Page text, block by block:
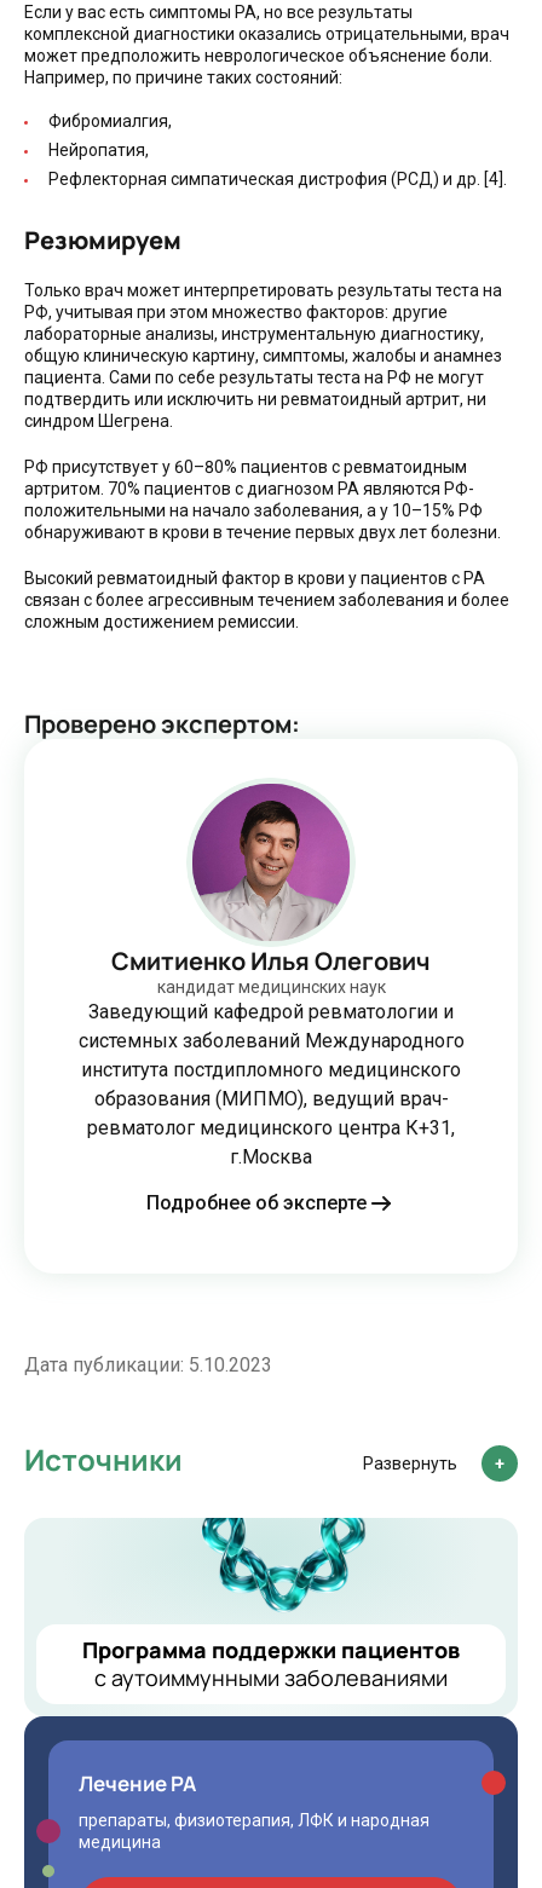
Если у вас есть симптомы РА, но все результаты
комплексной диагностики оказались отрицательными, врач
может предположить неврологическое объяснение боли.
Например, по причине таких состояний:
Фибромиалгия,
Нейропатия,
Рефлекторная симпатическая дистрофия (РСД) и др. [4].
Резюмируем
Только врач может интерпретировать результаты теста на
РФ, учитывая при этом множество факторов: другие
лабораторные анализы, инструментальную диагностику,
общую клиническую картину, симптомы, жалобы и анамнез
пациента. Сами по себе результаты теста на РФ не могут
подтвердить или исключить ни ревматоидный артрит, ни
синдром Шегрена.
РФ присутствует у 60–80% пациентов с ревматоидным
артритом. 70% пациентов с диагнозом РА являются РФ-
положительными на начало заболевания, а у 10–15% РФ
обнаруживают в крови в течение первых двух лет болезни.
Высокий ревматоидный фактор в крови у пациентов с РА
связан с более агрессивным течением заболевания и более
сложным достижением ремиссии.
Проверено экспертом:
Смитиенко Илья Олегович
кандидат медицинских наук
Заведующий кафедрой ревматологии и
системных заболеваний Международного
института постдипломного медицинского
образования (МИПМО), ведущий врач-
ревматолог медицинского центра К+31,
г.Москва
Подробнее об эксперте
Дата публикации: 5.10.2023
Программа поддержки пациентов
с аутоиммунными заболеваниями
Лечение РА
препараты, физиотерапия, ЛФК и народная
медицина
Источники Развернуть